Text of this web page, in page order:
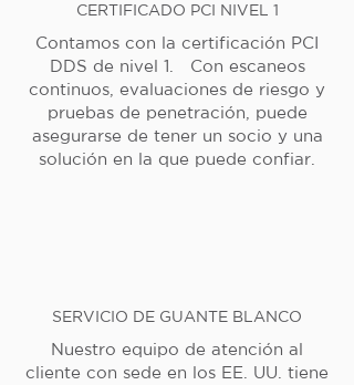
CERTIFICADO PCI NIVEL 1
Contamos con la certificación PCI
DDS de nivel 1. Con escaneos
continuos, evaluaciones de riesgo y
pruebas de penetración, puede
asegurarse de tener un socio y una
solución en la que puede confiar.
SERVICIO DE GUANTE BLANCO
Nuestro equipo de atención al
cliente con sede en los EE. UU. tiene